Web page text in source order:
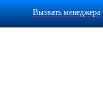
Вызвать менеджера